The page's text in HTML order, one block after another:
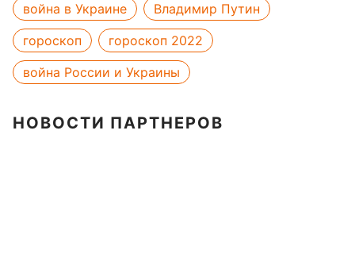
война в Украине
Владимир Путин
гороскоп
гороскоп 2022
война России и Украины
НОВОСТИ ПАРТНЕРОВ